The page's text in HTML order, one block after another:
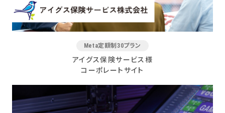
Meta定額制30プラン
アイグス保険サービス様
コーポレートサイト